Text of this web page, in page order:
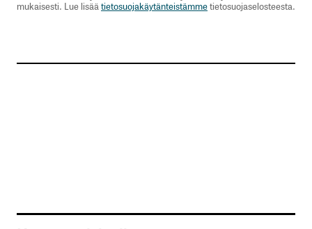
mukaisesti. Lue lisäätietosuojakäytänteistämmetietosuojaselosteesta.